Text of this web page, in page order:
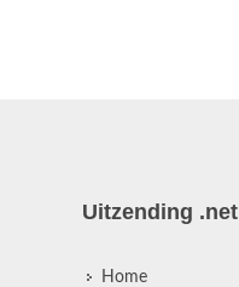
Uitzending .net
Home